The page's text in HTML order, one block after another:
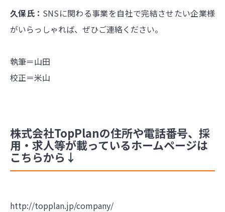
久保氏： SNSに関わる事業を自社で完結させたい企業様
がいらっしゃれば、ぜひご連絡ください。
執筆＝山田
校正＝米山
株式会社TopPlanの住所や電話番号、採
用・求人等が載っているホームページは
こちらから↓
http://topplan.jp/company/